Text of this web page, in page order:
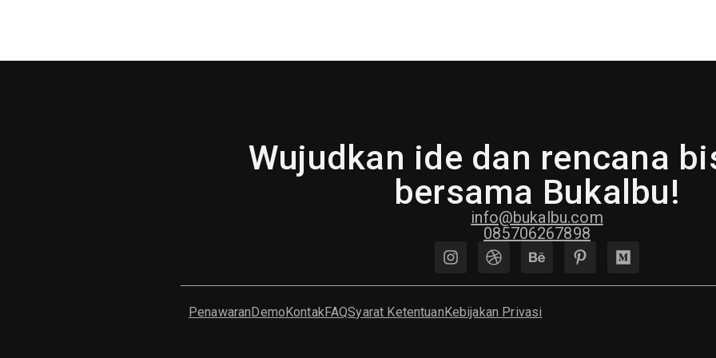
Wujudkan ide dan rencana
bersama Bukalbu!
info@bukalbu.com
085706267898
PenawaranDemoKontakFAQSyarat KetentuanKebijakan Privasi